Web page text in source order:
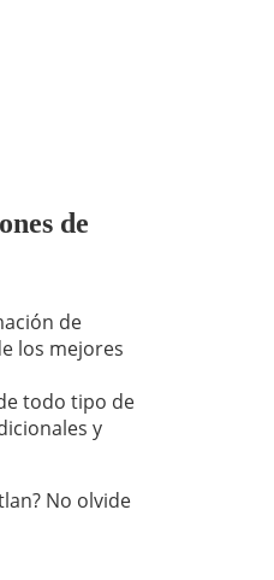
de
de
los mejores
todo tipo de
y
No olvide